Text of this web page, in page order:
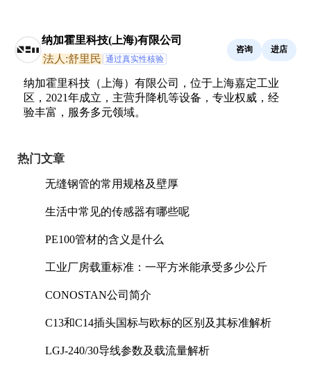
纳加霍里科技(上海)有限公司
法人:舒里民 通过真实性核验
咨询 进店
纳加霍里科技（上海）有限公司，位于上海嘉定工业
区，2021年成立，主营升降机等设备，专业权威，经
验丰富，服务多元领域。
热门文章
无缝钢管的常用规格及壁厚
生活中常见的传感器有哪些呢
PE100管材的含义是什么
工业厂房载重标准：一平方米能承受多少公斤
CONOSTAN公司简介
C13和C14插头国标与欧标的区别及其标准解析
LGJ-240/30导线参数及载流量解析